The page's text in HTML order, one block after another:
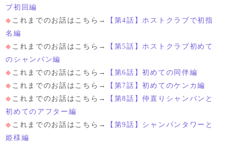
ブ初回編
◆ これまでのお話はこちら→
【第4話】ホストクラブで初指
名編
◆ これまでのお話はこちら→
【第5話】ホストクラブ初めて
のシャンパン編
◆ これまでのお話はこちら→
【第6話】初めての同伴編
◆ これまでのお話はこちら→
【第7話】初めてのケンカ編
◆ これまでのお話はこちら→
【第8話】仲直りシャンパンと
初めてのアフター編
◆ これまでのお話はこちら→
【第9話】シャンパンタワーと
姫様編